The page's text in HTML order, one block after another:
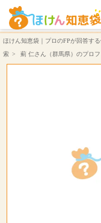
薊 仁さん（対応エリア 群馬県）相談できる保険プランナ
ほけん知恵袋｜プロのFPが回答す
索
薊 仁さん（群馬県）のプロ